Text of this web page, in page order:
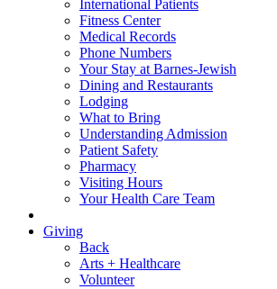
International Patients
Fitness Center
Medical Records
Phone Numbers
Your Stay at Barnes-Jewish
Dining and Restaurants
Lodging
What to Bring
Understanding Admission
Patient Safety
Pharmacy
Visiting Hours
Your Health Care Team
Giving
Back
Arts + Healthcare
Volunteer